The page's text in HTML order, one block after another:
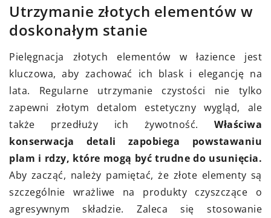
Utrzymanie złotych elementów w
doskonałym stanie
Pielęgnacja złotych elementów w łazience jest
kluczowa, aby zachować ich blask i elegancję na
lata. Regularne utrzymanie czystości nie tylko
zapewni złotym detalom estetyczny wygląd, ale
także przedłuży ich żywotność. Właściwa
konserwacja detali zapobiega powstawaniu
plam i rdzy, które mogą być trudne do usunięcia.
Aby zacząć, należy pamiętać, że złote elementy są
szczególnie wrażliwe na produkty czyszczące o
agresywnym składzie. Zaleca się stosowanie